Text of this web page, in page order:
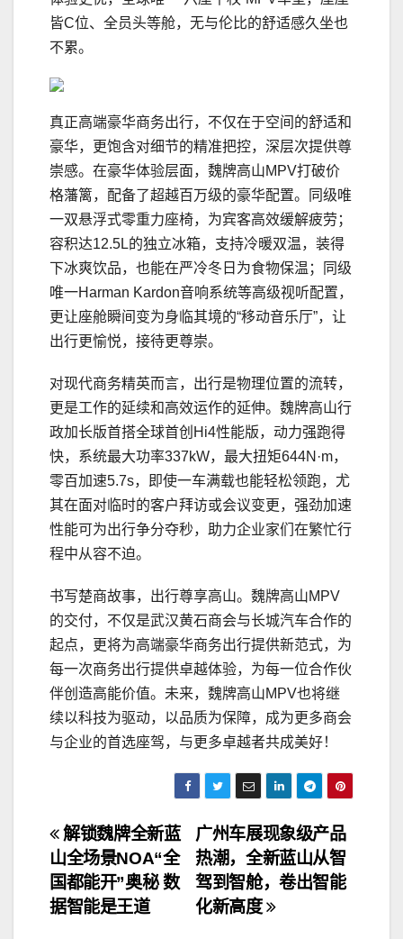
皆C位、全员头等舱，无与伦比的舒适感久坐也
不累。
真正高端豪华商务出行，不仅在于空间的舒适和
豪华，更饱含对细节的精准把控，深层次提供尊
崇感。在豪华体验层面，魏牌高山MPV打破价
格藩篱，配备了超越百万级的豪华配置。同级唯
一双悬浮式零重力座椅，为宾客高效缓解疲劳；
容积达12.5L的独立冰箱，支持冷暖双温，装得
下冰爽饮品，也能在严冷冬日为食物保温；同级
唯一Harman Kardon音响系统等高级视听配置，
更让座舱瞬间变为身临其境的“移动音乐厅”，让
出行更愉悦，接待更尊崇。
对现代商务精英而言，出行是物理位置的流转，
更是工作的延续和高效运作的延伸。魏牌高山行
政加长版首搭全球首创Hi4性能版，动力强跑得
快，系统最大功率337kW，最大扭矩644N·m，
零百加速5.7s，即使一车满载也能轻松领跑，尤
其在面对临时的客户拜访或会议变更，强劲加速
性能可为出行争分夺秒，助力企业家们在繁忙行
程中从容不迫。
书写楚商故事，出行尊享高山。魏牌高山MPV
的交付，不仅是武汉黄石商会与长城汽车合作的
起点，更将为高端豪华商务出行提供新范式，为
每一次商务出行提供卓越体验，为每一位合作伙
伴创造高能价值。未来，魏牌高山MPV也将继
续以科技为驱动，以品质为保障，成为更多商会
与企业的首选座驾，与更多卓越者共成美好！
文
章
导
广州车展现象级产品
热潮，全新蓝山从智
驾到智舱，卷出智能
化新高度
解锁魏牌全新蓝
山全场景NOA“全
国都能开”奥秘 数
据智能是王道